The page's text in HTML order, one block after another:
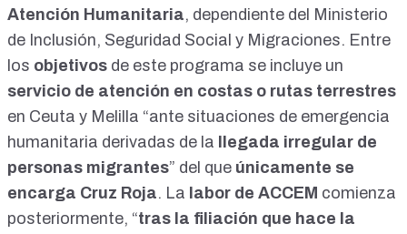
Atención Humanitaria, dependiente del Ministerio
de Inclusión, Seguridad Social y Migraciones. Entre
los objetivos de este programa se incluye un
servicio de atención en costas o rutas terrestres
en Ceuta y Melilla “ante situaciones de emergencia
humanitaria derivadas de la
llegada irregular de
personas migrantes” del que únicamente se
encarga Cruz Roja. La labor de ACCEM comienza
posteriormente, “tras la filiación que hace la